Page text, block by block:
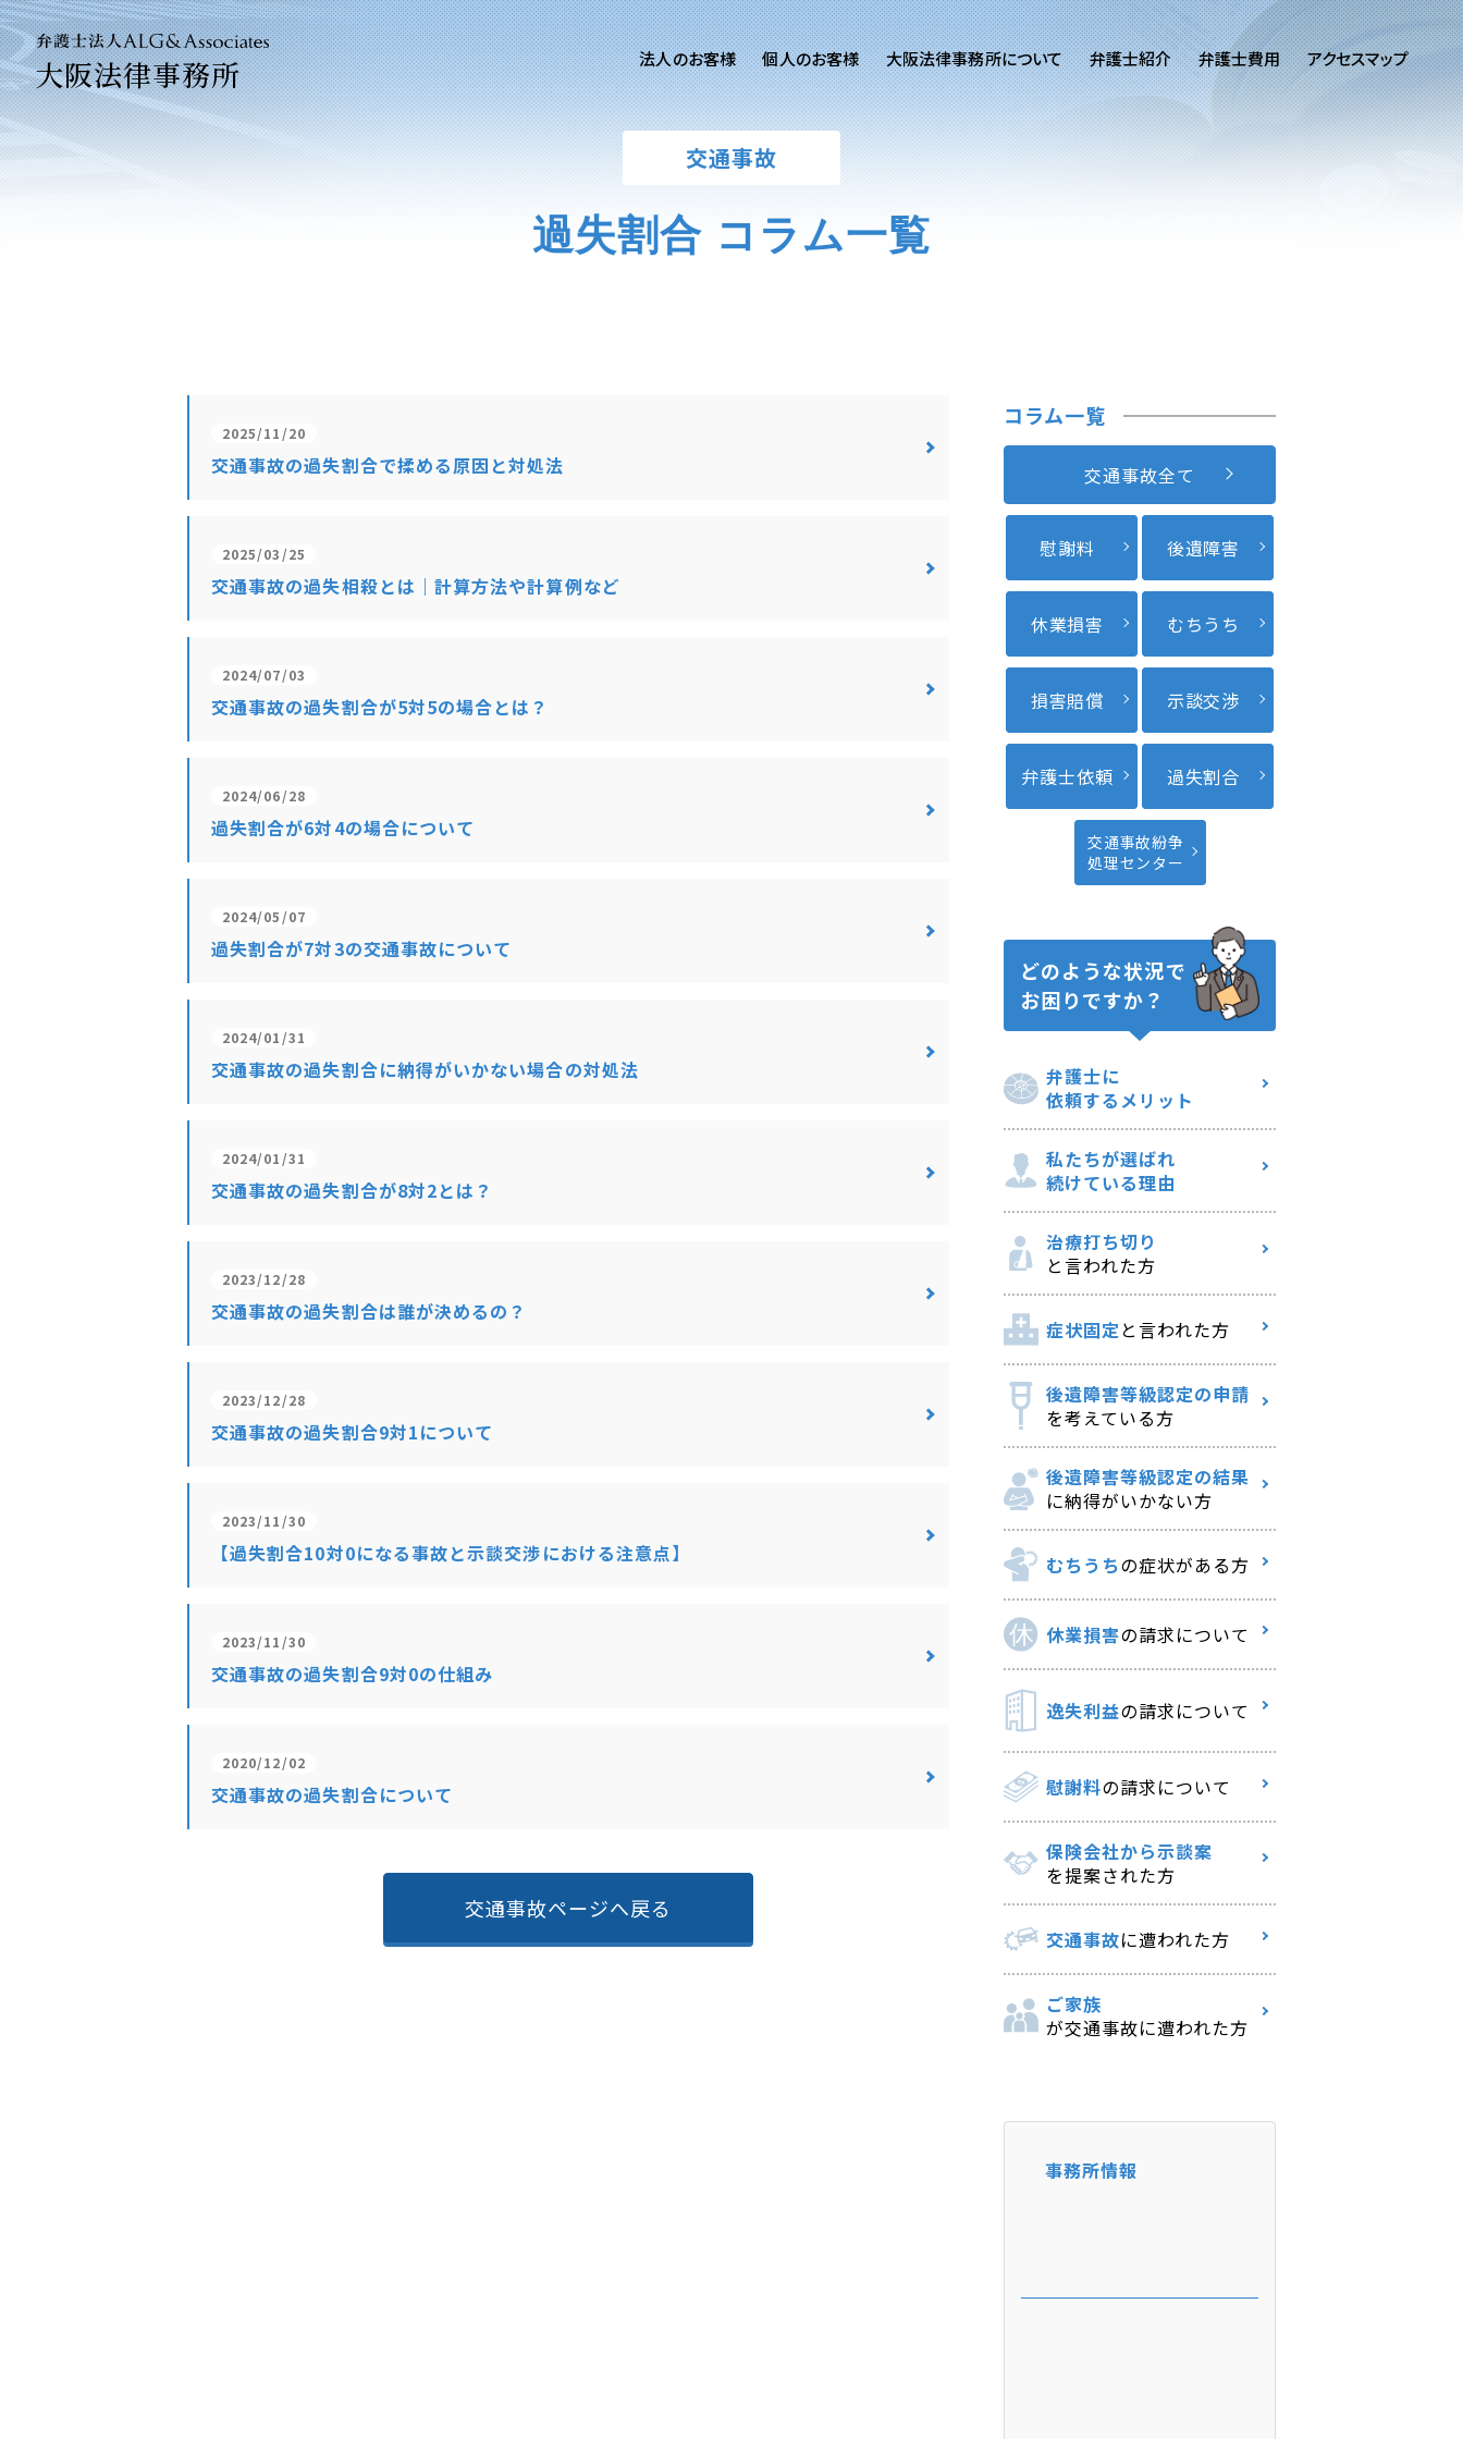
大阪法律事務所 法人のお客様
法人のお客様ご相談
労務専用サイト
ベトナム進出支援相談サイト
個人のお客様
個人のお客様ご相談
離婚問題 刑事事件
大阪法律事務所について 弁護士紹介 弁護士費用 アクセスマップ
交通事故
過失割合 コラム一覧
2025/11/20
交通事故の過失割合で揉める原因と対処法
2025/03/25
交通事故の過失相殺とは｜計算方法や計算例など
2024/07/03
交通事故の過失割合が5対5の場合とは？
2024/06/28
過失割合が6対4の場合について
2024/05/07
過失割合が7対3の交通事故について
2024/01/31
交通事故の過失割合に納得がいかない場合の対処法
2024/01/31
交通事故の過失割合が8対2とは？
2023/12/28
交通事故の過失割合は誰が決めるの？
2023/12/28
交通事故の過失割合9対1について
2023/11/30
【過失割合10対0になる事故と示談交渉における注意点】
2023/11/30
交通事故の過失割合9対0の仕組み
2020/12/02
交通事故の過失割合について
交通事故ページへ戻る
コラム一覧
交通事故全て
慰謝料 後遺障害
休業損害 むちうち
損害賠償 示談交渉
弁護士依頼 過失割合
交通事故紛争
処理センター
どのような状況で
お困りですか？
弁護士に
依頼するメリット
私たちが選ばれ
続けている理由
治療打ち切り
と言われた方
症状固定と言われた方
後遺障害等級認定の申請
を考えている方
後遺障害等級認定の結果
に納得がいかない方
むちうちの症状がある方
休業損害の請求について
逸失利益の請求について
慰謝料の請求について
保険会社から示談案
を提案された方
交通事故に遭われた方
ご家族
が交通事故に遭われた方
事務所情報